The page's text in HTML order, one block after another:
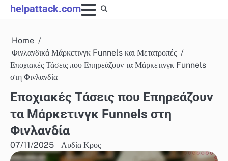
Skip
to
helpattack.com
Home
Φινλανδικά Μάρκετινγκ Funnels και Μετατροπές
Εποχιακές Τάσεις που Επηρεάζουν τα Μάρκετινγκ Funnels
στη Φινλανδία
Εποχιακές Τάσεις που Επηρεάζουν
τα Μάρκετινγκ Funnels στη
Φινλανδία
07/11/2025 Λυδία Κρος